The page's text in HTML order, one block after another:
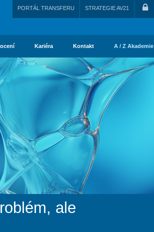
PORTÁL TRANSFERU STRATEGIE AV21
Kariéra Kontakt A / Z Akademie
ale